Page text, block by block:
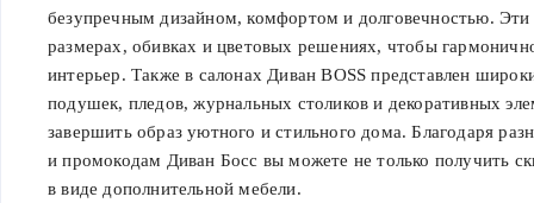
безупречным дизайном, комфортом и долговечностью.
размерах, обивках и цветовых решениях, чтобы
интерьер. Также в салонах Диван BOSS представлен
подушек, пледов, журнальных столиков и декоративных
завершить образ уютного и стильного дома. Благодаря
и промокодам Диван Босс вы можете не только получить
в виде дополнительной мебели.